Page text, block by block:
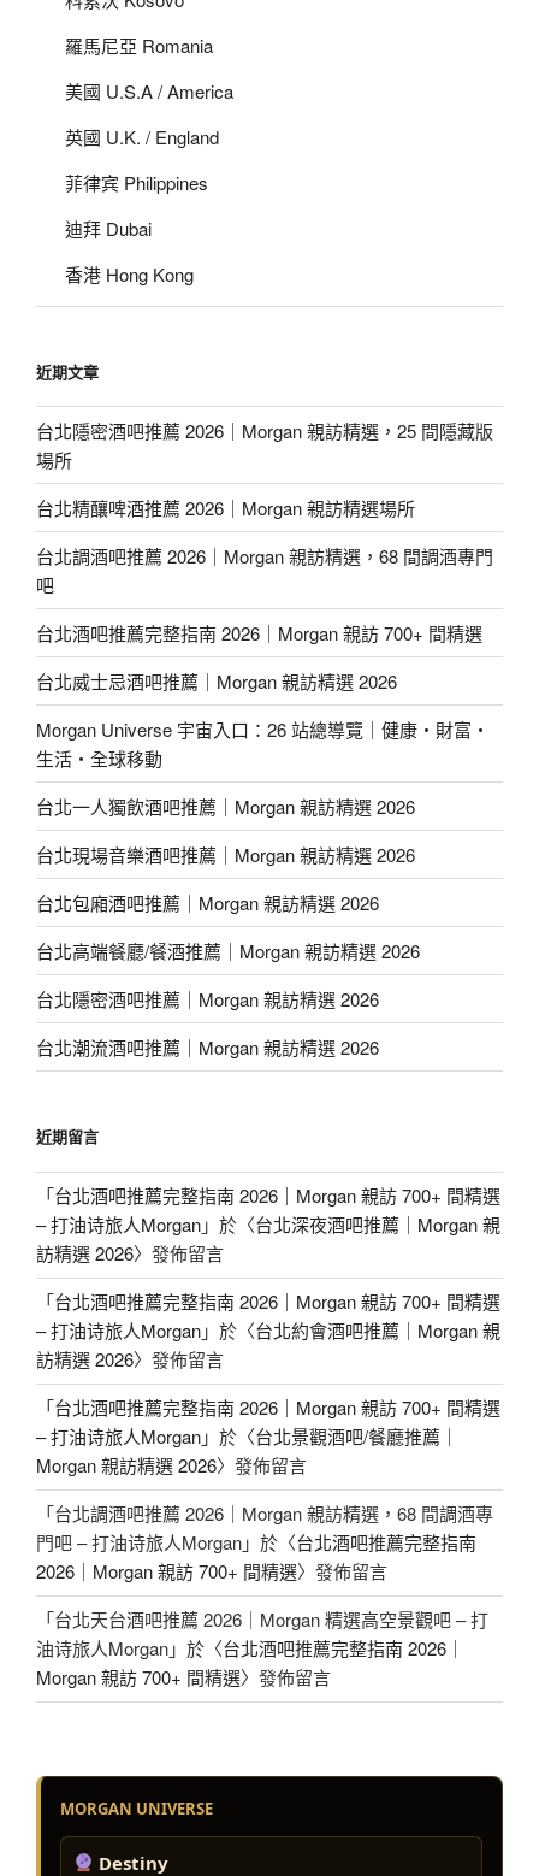
羅馬尼亞 Romania
美國 U.S.A / America
英國 U.K. / England
菲律宾 Philippines
迪拜 Dubai
香港 Hong Kong
近期文章
台北隱密酒吧推薦 2026｜Morgan 親訪精選，25 間隱藏版
場所
台北精釀啤酒推薦 2026｜Morgan 親訪精選場所
台北調酒吧推薦 2026｜Morgan 親訪精選，68 間調酒專門
吧
台北酒吧推薦完整指南 2026｜Morgan 親訪 700+ 間精選
台北威士忌酒吧推薦｜Morgan 親訪精選 2026
Morgan Universe 宇宙入口：26 站總導覽｜健康・財富・
生活・全球移動
台北一人獨飲酒吧推薦｜Morgan 親訪精選 2026
台北現場音樂酒吧推薦｜Morgan 親訪精選 2026
台北包廂酒吧推薦｜Morgan 親訪精選 2026
台北高端餐廳/餐酒推薦｜Morgan 親訪精選 2026
台北隱密酒吧推薦｜Morgan 親訪精選 2026
台北潮流酒吧推薦｜Morgan 親訪精選 2026
近期留言
「台北酒吧推薦完整指南 2026｜Morgan 親訪 700+ 間精選
– 打油诗旅人Morgan」於〈台北深夜酒吧推薦｜Morgan 親
訪精選 2026〉發佈留言
「台北酒吧推薦完整指南 2026｜Morgan 親訪 700+ 間精選
– 打油诗旅人Morgan」於〈台北約會酒吧推薦｜Morgan 親
訪精選 2026〉發佈留言
「台北酒吧推薦完整指南 2026｜Morgan 親訪 700+ 間精選
– 打油诗旅人Morgan」於〈台北景觀酒吧/餐廳推薦｜
Morgan 親訪精選 2026〉發佈留言
「台北調酒吧推薦 2026｜Morgan 親訪精選，68 間調酒專
門吧 – 打油诗旅人Morgan」於〈台北酒吧推薦完整指南
2026｜Morgan 親訪 700+ 間精選〉發佈留言
「台北天台酒吧推薦 2026｜Morgan 精選高空景觀吧 – 打
油诗旅人Morgan」於〈台北酒吧推薦完整指南 2026｜
Morgan 親訪 700+ 間精選〉發佈留言
MORGAN UNIVERSE
Destiny